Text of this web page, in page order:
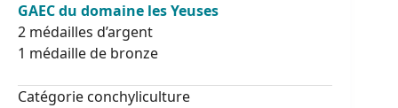
GAEC du domaine les Yeuses
2 médailles d’argent
1 médaille de bronze
Catégorie conchyliculture